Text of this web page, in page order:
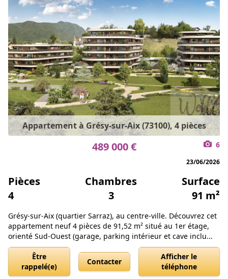
Appartement à Grésy-sur-Aix (73100), 4 pièces
489 000 € 6
23/06/2026
Pièces
4
Chambres
3
Surface
91 m²
Grésy-sur-Aix (quartier Sarraz), au centre-ville. Découvrez cet
appartement neuf 4 pièces de 91,52 m² situé au 1er étage,
orienté Sud-Ouest (garage, parking intérieur et cave inclu...
Être
rappelé(e)
Contacter
Afficher le
téléphone